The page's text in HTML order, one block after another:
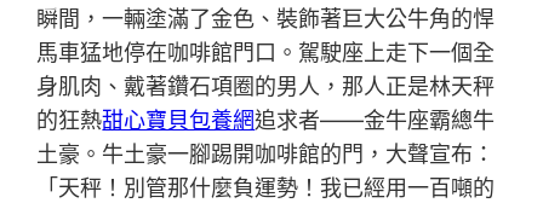
瞬間，一輛塗滿了金色、裝飾著巨大公牛角的悍
馬車猛地停在咖啡館門口。駕駛座上走下一個全
身肌肉、戴著鑽石項圈的男人，那人正是林天秤
的狂熱甜心寶貝包養網追求者——金牛座霸總牛
土豪。牛土豪一腳踢開咖啡館的門，大聲宣布：
「天秤！別管那什麼負運勢！我已經用一百噸的